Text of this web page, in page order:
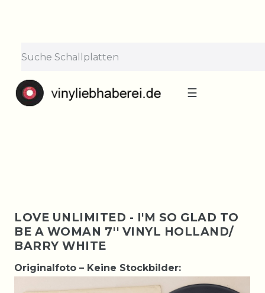
Bestellungen nehmen wir gerne entgegen —
der Versand startet wieder ab Montag, 31.
☰
LOVE UNLIMITED - I'M SO GLAD TO
BE A WOMAN 7'' VINYL HOLLAND/
BARRY WHITE
Originalfoto – Keine Stockbilder: